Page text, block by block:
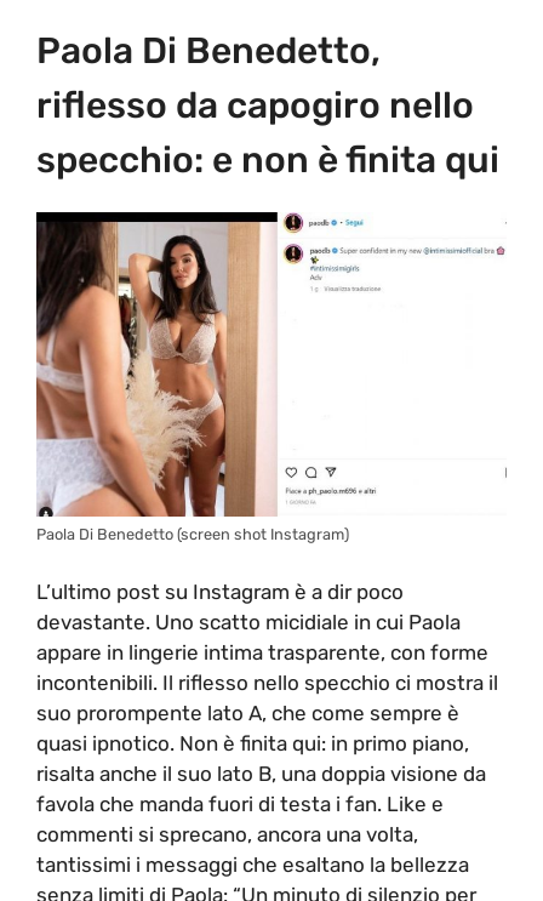
Paola Di Benedetto,
riflesso da capogiro nello
specchio: e non è finita qui
Paola Di Benedetto (screen shot Instagram)
L’ultimo post su Instagram è a dir poco
devastante. Uno scatto micidiale in cui Paola
appare in lingerie intima trasparente, con forme
incontenibili. Il riflesso nello specchio ci mostra il
suo prorompente lato A, che come sempre è
quasi ipnotico. Non è finita qui: in primo piano,
risalta anche il suo lato B, una doppia visione da
favola che manda fuori di testa i fan. Like e
commenti si sprecano, ancora una volta,
tantissimi i messaggi che esaltano la bellezza
senza limiti di Paola: “Un minuto di silenzio per